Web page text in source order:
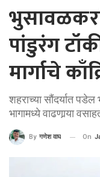
पांडुरंग
मार्गाचे
शहराच्या सौंदर्यात पडेल
भागामध्ये वाढणार्‍या
By गणेश वाघ On